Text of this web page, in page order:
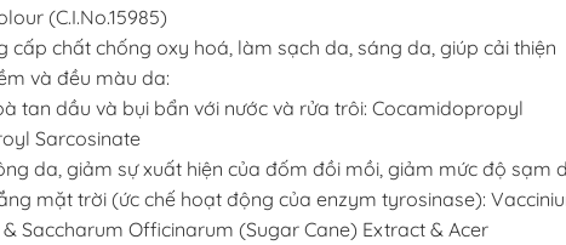
(C.I.No.15985)
cấp chất chống oxy hoá, làm sạch da, sáng da, giúp cải thiện
và đều màu da:
tan dầu và bụi bẩn với nước và rửa trôi: Cocamidopropyl
Sarcosinate
da, giảm sự xuất hiện của đốm đồi mồi, giảm mức độ sạm
mặt trời (ức chế hoạt động của enzym tyrosinase):
Saccharum Officinarum (Sugar Cane) Extract & Acer